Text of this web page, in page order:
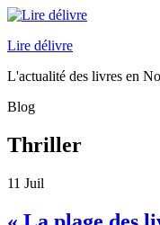
Lire délivre
L'actualité des livres en
Blog
Thriller
11 Juil